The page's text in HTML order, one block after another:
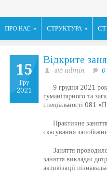
ПРО НАС » СТРУКТУРА »
15
Гру
2021
Відкрите
від admin 0
9 грудня 2021
гуманітарного та
спеціальності 081
Практичне заняття
скасування
Заняття
заняття викладач
активізації